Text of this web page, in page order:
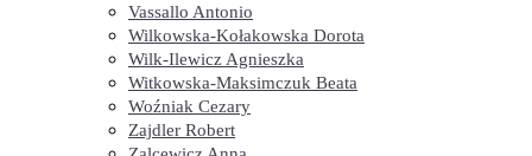
Vassallo Antonio
Wilkowska-Kołakowska Dorota
Wilk-Ilewicz Agnieszka
Witkowska-Maksimczuk Beata
Woźniak Cezary
Zajdler Robert